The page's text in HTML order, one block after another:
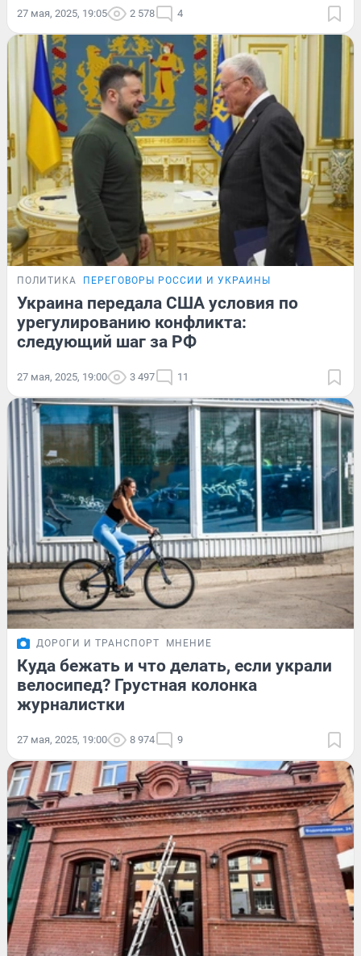
27 мая, 2025, 19:05 2 578 4
ПОЛИТИКА ПЕРЕГОВОРЫ РОССИИ И УКРАИНЫ
Украина передала США условия по
урегулированию конфликта:
следующий шаг за РФ
27 мая, 2025, 19:00 3 497 11
ДОРОГИ И ТРАНСПОРТ МНЕНИЕ
Куда бежать и что делать, если украли
велосипед? Грустная колонка
журналистки
27 мая, 2025, 19:00 8 974 9